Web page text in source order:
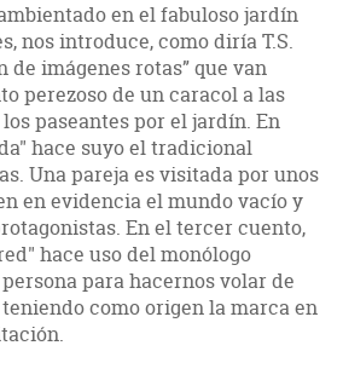
en el fabuloso jardín
nos introduce, como diría T.S.
de imágenes rotas” que van
perezoso de un caracol a las
paseantes por el jardín. En
hace suyo el tradicional
Una pareja es visitada por unos
en evidencia el mundo vacío y
En el tercer cuento,
hace uso del monólogo
para hacernos volar de
como origen la marca en